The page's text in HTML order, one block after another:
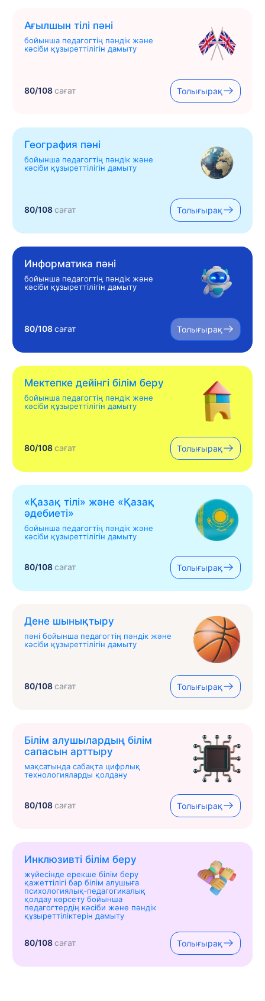
Ағылшын тілі пәні
бойынша педагогтің пәндік және
кәсіби құзыреттілігін дамыту
80/108сағат Толығырақ
География пәні
бойынша педагогтің пәндік және
кәсіби құзыреттілігін дамыту
80/108сағат Толығырақ
Информатика пәні
бойынша педагогтің пәндік және
кәсіби құзыреттілігін дамыту
80/108сағат Толығырақ
Мектепке дейінгі білім беру
бойынша педагогтің пәндік және
кәсіби құзыреттілігін дамыту
80/108сағат Толығырақ
«Қазақ тілі» жəне «Қазақ
əдебиеті»
бойынша педагогтің пәндік және
кәсіби құзыреттілігін дамыту
80/108сағат Толығырақ
Дене шынықтыру
пәні бойынша педагогтің пәндік және
кәсіби құзыреттілігін дамыту
80/108сағат Толығырақ
Білім алушылардың білім
сапасын арттыру
мақсатында сабақта цифрлық
технологияларды қолдану
80/108сағат Толығырақ
Инклюзивті білім беру
жүйесінде ерекше білім беру
қажеттілігі бар білім алушыға
психологиялық-педагогикалық
қолдау көрсету бойынша
педагогтердің кәсіби және пәндік
құзыреттіліктерін дамыту
80/108сағат Толығырақ